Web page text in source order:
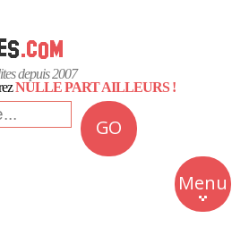
depuis 2007
NULLE PART AILLEURS !
GO
Menu
Insolite
Business